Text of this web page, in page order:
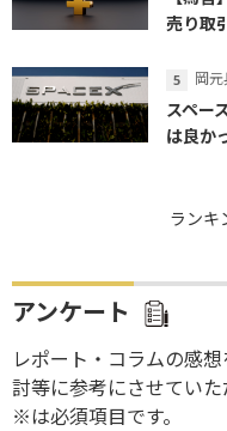
売り取
岡
スペー
は良か
ランキ
アンケート
レポート・コラムの感
討等に参考にさせていた
※は必須項目です。